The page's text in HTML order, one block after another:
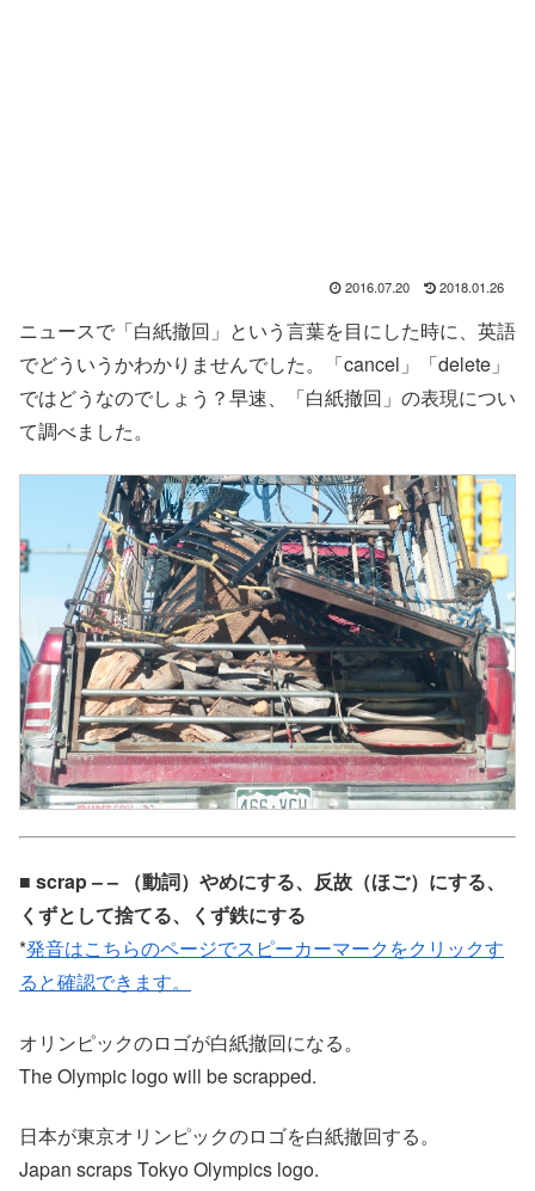
2016.07.20 2018.01.26
ニュースで「白紙撤回」という言葉を目にした時に、英語
でどういうかわかりませんでした。「cancel」「delete」
ではどうなのでしょう？早速、「白紙撤回」の表現につい
て調べました。
■ scrap – – （動詞）やめにする、反故（ほご）にする、
くずとして捨てる、くず鉄にする
*発音はこちらのページでスピーカーマークをクリックす
ると確認できます。
オリンピックのロゴが白紙撤回になる。
The Olympic logo will be scrapped.
日本が東京オリンピックのロゴを白紙撤回する。
Japan scraps Tokyo Olympics logo.